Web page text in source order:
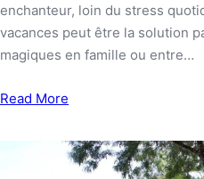
enchanteur, loin du stress
vacances peut être la solution
magiques en famille ou entre…
Read More